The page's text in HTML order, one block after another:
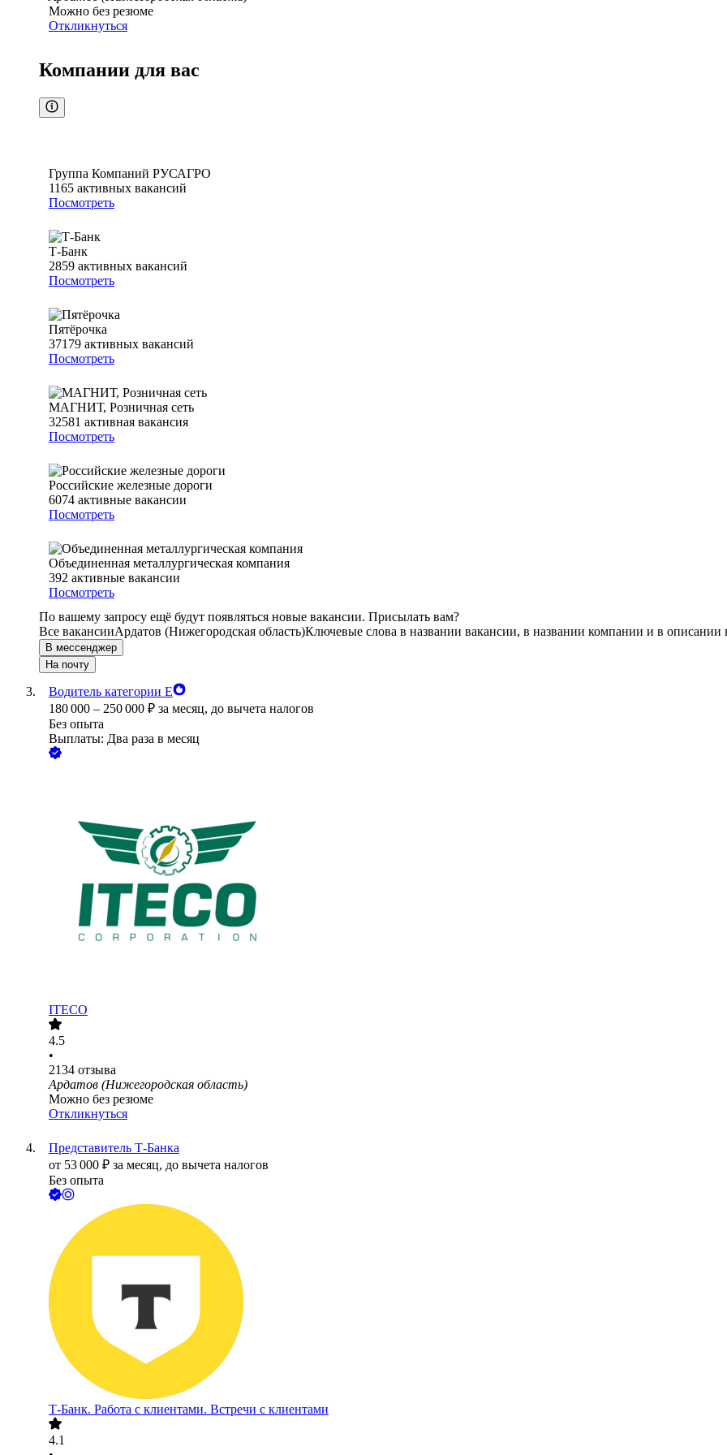
Можно без резюме
Откликнуться
Компании для вас
Группа Компаний РУСАГРО
1165 активных вакансий
Посмотреть
Т-Банк
2859 активных вакансий
Посмотреть
Пятёрочка
37179 активных вакансий
Посмотреть
МАГНИТ, Розничная сеть
32581 активная вакансия
Посмотреть
Российские железные дороги
6074 активные вакансии
Посмотреть
Объединенная металлургическая компания
392 активные вакансии
Посмотреть
По вашему запросу ещё будут появляться новые вакансии. Присылать вам?
Все вакансииАрдатов (Нижегородская область)Ключевые слова в названии вакансии, в названии компании и в описании
В мессенджер
На почту
Водитель категории Е
180 000 – 250 000 ₽ за месяц, до вычета налогов
Без опыта
Выплаты: Два раза в месяц
ITECO
4.5
•
2134 отзыва
Ардатов (Нижегородская область)
Можно без резюме
Откликнуться
Представитель Т-Банка
от 53 000 ₽ за месяц, до вычета налогов
Без опыта
Т-Банк. Работа с клиентами. Встречи с клиентами
4.1